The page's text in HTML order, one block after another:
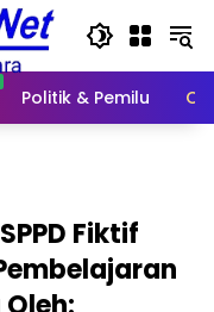
Politik & Pemilu
Fiktif